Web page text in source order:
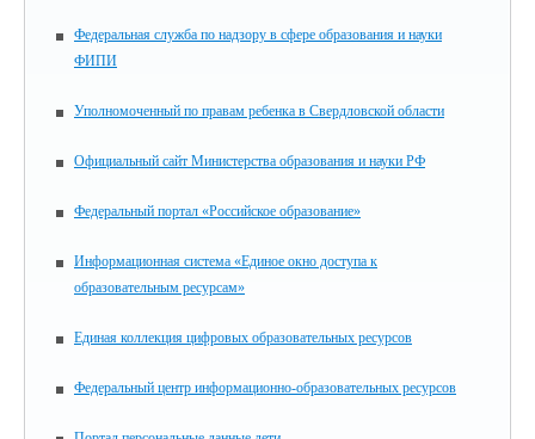
Федеральная служба по надзору в сфере образования и науки
ФИПИ
Уполномоченный по правам ребенка в Свердловской области
Официальный сайт Министерства образования и науки РФ
Федеральный портал «Российское образование»
Информационная система «Единое окно доступа к
образовательным ресурсам»
Единая коллекция цифровых образовательных ресурсов
Федеральный центр информационно-образовательных ресурсов